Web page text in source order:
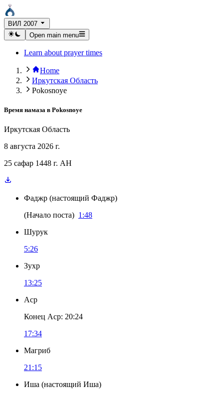
ВИЛ 2007
Open main menu
Learn about prayer times
Home
Иркутская Область
Pokosnoye
Время намаза в Pokosnoye
Иркутская Область
8 августа 2026 г.
25 сафар 1448 г. AH
Фаджр (настоящий Фаджр)
(Начало поста) 1:48
Шурук
5:26
Зухр
13:25
Аср
Конец Аср: 20:24
17:34
Магриб
21:15
Иша (настоящий Иша)